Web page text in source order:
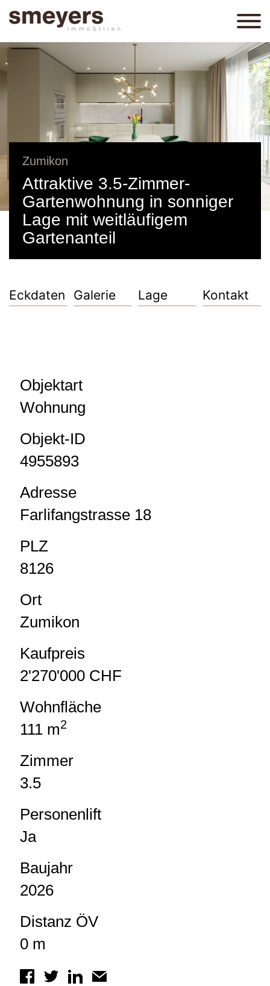
Zumikon
Attraktive 3.5-Zimmer-
Gartenwohnung in sonniger
Lage mit weitläufigem
Gartenanteil
Eckdaten Galerie Lage Kontakt
Objektart
Wohnung
Objekt-ID
4955893
Adresse
Farlifangstrasse 18
PLZ
8126
Ort
Zumikon
Kaufpreis
2'270'000 CHF
Wohnfläche
111 m2
Zimmer
3.5
Personenlift
Ja
Baujahr
2026
Distanz ÖV
0 m